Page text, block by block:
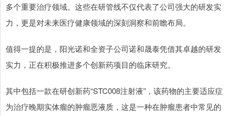
多个重要治疗领域。这些在研管线不仅代表了公司强大的研发实
力，更是对未来医疗健康领域的深刻洞察和前瞻布局。
值得一提的是，阳光诺和全资子公司诺和晟泰凭借其卓越的研发
实力，正在积极推进多个创新药项目的临床研究。
其中包括一款在研创新药“STC008注射液”，该药物的主要适应症
为治疗晚期实体瘤的肿瘤恶液质，这是一种在肿瘤患者中常见的